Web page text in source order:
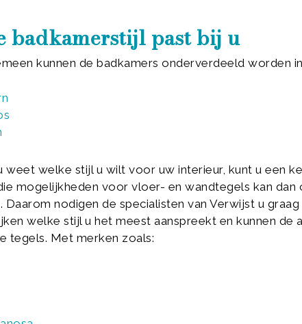
badkamerstijl past bij u
kunnen de badkamers onderverdeeld worden
weet welke stijl u wilt voor uw interieur, kunt u een
mogelijkheden voor vloer- en wandtegels kan dan
Daarom nodigen de specialisten van Verwijst u
welke stijl u het meest aanspreekt en kunnen de
tegels. Met merken zoals: